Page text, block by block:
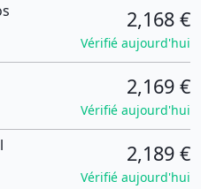
2,168 €
Vérifié aujourd'hui
2,169 €
Vérifié aujourd'hui
2,189 €
Vérifié aujourd'hui